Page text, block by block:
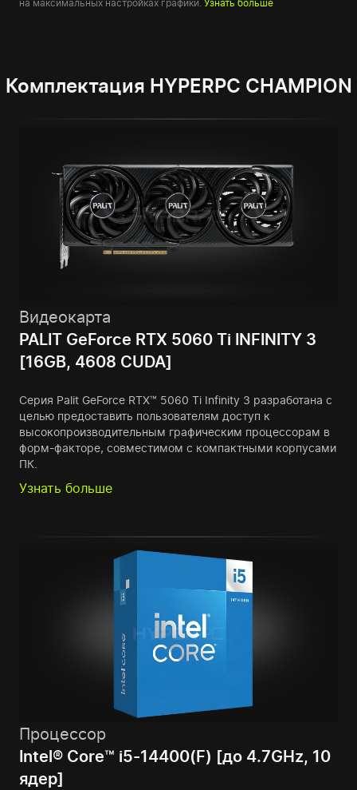
на максимальных настройках графики. Узнать больше
Комплектация HYPERPC CHAMPION
Видеокарта
PALIT GeForce RTX 5060 Ti INFINITY 3
[16GB, 4608 CUDA]
Серия Palit GeForce RTX™ 5060 Ti Infinity 3 разработана с
целью предоставить пользователям доступ к
высокопроизводительным графическим процессорам в
форм-факторе, совместимом с компактными корпусами
ПК.
Узнать больше
Процессор
Intel® Core™ i5-14400(F) [до 4.7GHz, 10
ядер]